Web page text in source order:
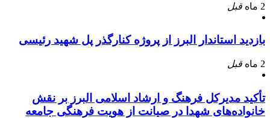
2 ماه قبل
بازدید استاندار البرز از پروژه کنارگذر پل شهید رئیسی
2 ماه قبل
تأکید مدیرکل فرهنگ و ارشاد اسلامی البرز بر نقش
خانواده‌های شهدا در صیانت از هویت فرهنگی جامعه